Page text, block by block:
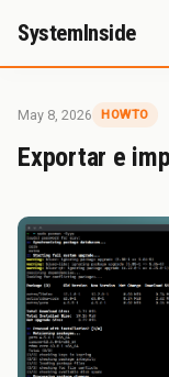
SystemInside
May 8, 2026 HOWTO
Exportar e